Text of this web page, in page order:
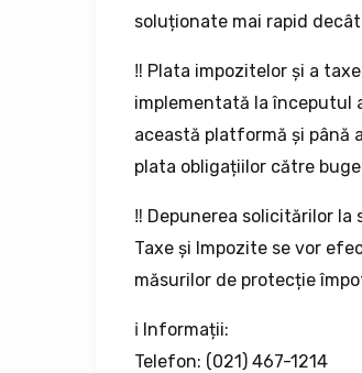
soluționate mai rapid
‼ Plata impozitelor și a
implementată la începutul
această platformă și până
plata obligațiilor către
‼ Depunerea solicitărilor
Taxe și Impozite se vor
măsurilor de protecție
ℹ Informații:
Telefon: (021) 467-1214